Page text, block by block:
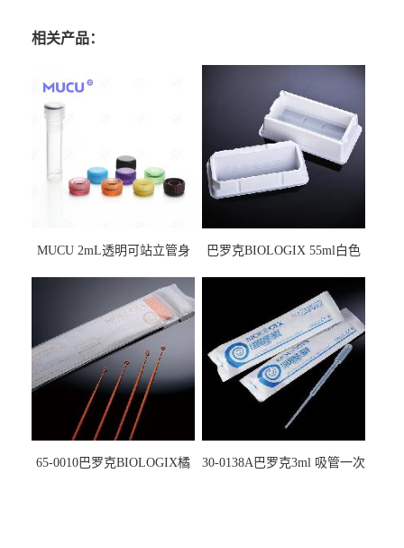
相关产品：
MUCU 2mL透明可站立管身
巴罗克BIOLOGIX 55ml白色
马射线灭菌25-0051
65-0010巴罗克BIOLOGIX橘
30-0138A巴罗克3ml 吸管一次